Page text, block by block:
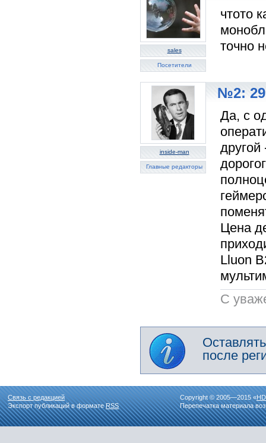
sales
Посетители
чтото
точно
inside-man
Главные редакторы
№2: 29
Да, с
Цена
Lluon
C
после
Связь с редакцией
Экспорт публикаций в форматеRSS
Copyright © 2005—2015 «
Перепечатка материала